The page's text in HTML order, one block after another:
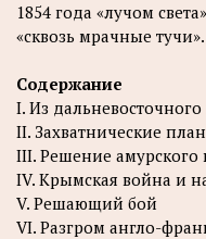
1854 года «лучом
«сквозь мрачные тучи».
Содержание
I. Из
II. Захватнические
III. Решение амурского
IV. Крымская война и
V. Решающий бой
VI. Разгром англо-